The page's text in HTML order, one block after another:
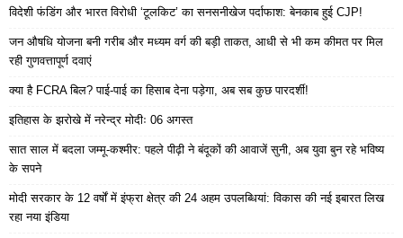
विदेशी फंडिंग और भारत विरोधी ‘टूलकिट’ का सनसनीखेज पर्दाफाश: बेनकाब हुई CJP!
जन औषधि योजना बनी गरीब और मध्यम वर्ग की बड़ी ताकत, आधी से भी कम कीमत पर मिल
रही गुणवत्तापूर्ण दवाएं
क्या है FCRA बिल? पाई-पाई का हिसाब देना पड़ेगा, अब सब कुछ पारदर्शी!
इतिहास के झरोखे में नरेन्द्र मोदीः 06 अगस्त
सात साल में बदला जम्मू-कश्मीर: पहले पीढ़ी ने बंदूकों की आवाजें सुनी, अब युवा बुन रहे भविष्य
के सपने
मोदी सरकार के 12 वर्षों में इंफ्रा क्षेत्र की 24 अहम उपलब्धियां: विकास की नई इबारत लिख
रहा नया इंडिया